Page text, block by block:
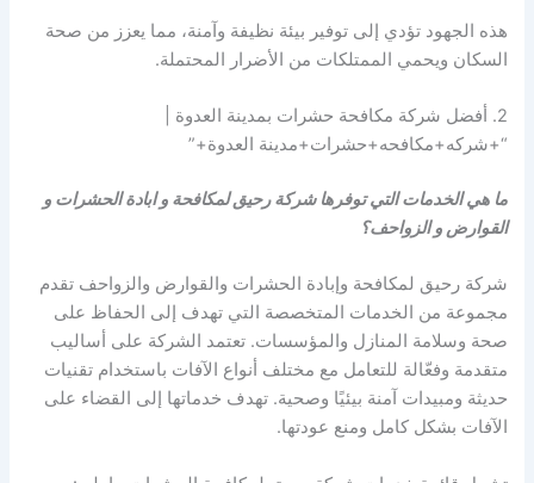
هذه الجهود تؤدي إلى توفير بيئة نظيفة وآمنة، مما يعزز من صحة
السكان ويحمي الممتلكات من الأضرار المحتملة.
2. أفضل شركة مكافحة حشرات بمدينة العدوة |
“+شركه+مكافحه+حشرات+مدينة العدوة+”
ما هي الخدمات التي توفرها شركة رحيق لمكافحة و ابادة الحشرات و
القوارض و الزواحف؟
شركة رحيق لمكافحة وإبادة الحشرات والقوارض والزواحف تقدم
مجموعة من الخدمات المتخصصة التي تهدف إلى الحفاظ على
صحة وسلامة المنازل والمؤسسات. تعتمد الشركة على أساليب
متقدمة وفعّالة للتعامل مع مختلف أنواع الآفات باستخدام تقنيات
حديثة ومبيدات آمنة بيئيًا وصحية. تهدف خدماتها إلى القضاء على
الآفات بشكل كامل ومنع عودتها.